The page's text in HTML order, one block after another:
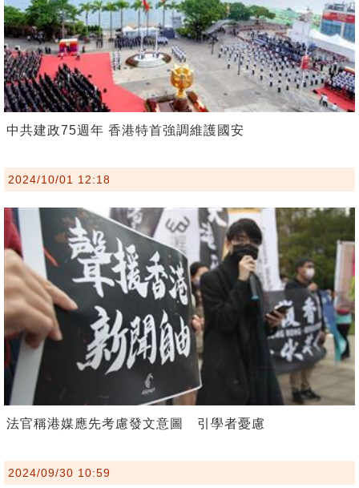
中共建政75週年 香港特首強調維護國安
2024/10/01 12:18
法官稱港媒應先考慮發文意圖 引學者憂慮
2024/09/30 10:59